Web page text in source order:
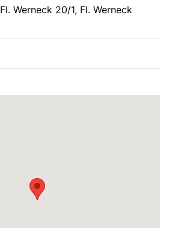
Fl. Werneck 20/1, Fl. Werneck